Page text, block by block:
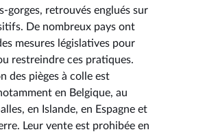
gorges, retrouvés englués sur
De nombreux pays ont
mesures législatives pour
restreindre ces pratiques.
des pièges à colle est
en Belgique, au
en Islande, en Espagne et
Leur vente est prohibée en